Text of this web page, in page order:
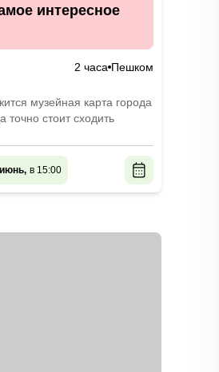
интересное
2 часа Пешком
музейная карта города
точно стоит сходить
в 15:00